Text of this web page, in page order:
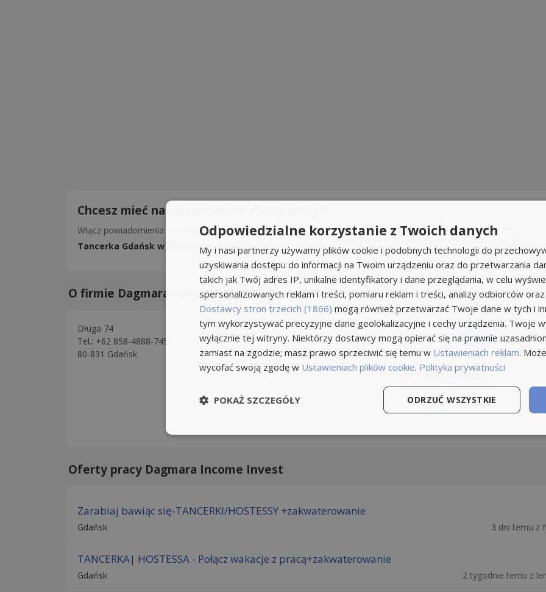
Chcesz mieć na oku podobne oferty pracy?
Włącz powiadomienia i nie przegap okazji!
Tancerka Gdańsk w promieniu 25km
Powiadom o podobnych ogłoszeniach
O firmie Dagmara Income Invest
Długa 74
Tel.: +62 858-4888-7457
80-831 Gdańsk
Pokaż na mapie
Oferty pracy Dagmara Income Invest
Zarabiaj bawiąc się-TANCERKI/HOSTESSY +zakwaterowanie
Gdańsk 3 dni temu z
TANCERKA| HOSTESSA - Połącz wakacje z pracą+zakwaterowanie
Gdańsk 2 tygodnie temu z
Odpowiedzialne korzystanie z Twoich danych
My i nasi partnerzy używamy plików cookie i podobnych technologii do
uzyskiwania dostępu do informacji na Twoim urządzeniu oraz do przetwarzania
takich jak Twój adres IP, unikalne identyfikatory i dane przeglądania, w celu
spersonalizowanych reklam i treści, pomiaru reklam i treści, analizy odbiorców oraz
Dostawcy stron trzecich (1866) mogą również przetwarzać Twoje dane w tych i
tym wykorzystywać precyzyjne dane geolokalizacyjne i cechy urządzenia. Twoje
wyłącznie tej witryny. Niektórzy dostawcy mogą opierać się na prawnie
zamiast na zgodzie; masz prawo sprzeciwić się temu w Ustawieniach reklam.
wycofać swoją zgodę w Ustawieniach plików cookie. Polityka prywatności
ODRZUĆ WSZYSTKIE
POKAŻ SZCZEGÓŁY